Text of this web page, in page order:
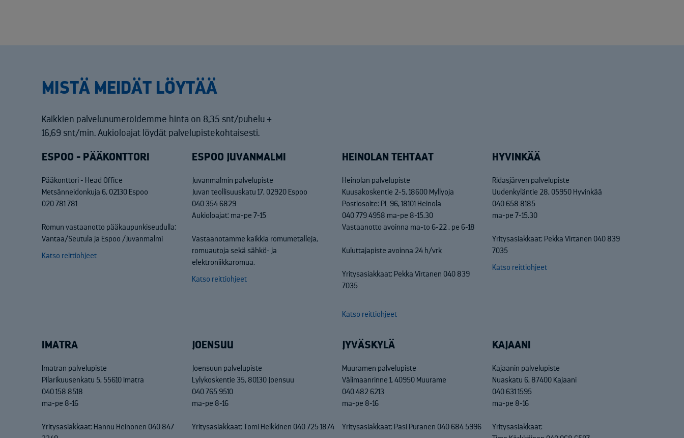
MISTÄ MEIDÄT LÖYTÄÄ
Kaikkien palvelunumeroidemme hinta on 8,35 snt/puhelu +
16,69 snt/min. Aukioloajat löydät palvelupistekohtaisesti.
ESPOO - PÄÄKONTTORI
Pääkonttori - Head Office
Metsänneidonkuja 6, 02130 Espoo
020 781 781
Romun vastaanotto pääkaupunkiseudulla:
Vantaa/Seutula ja Espoo /Juvanmalmi
Katso reittiohjeet
ESPOO JUVANMALMI
Juvanmalmin palvelupiste
Juvan teollisuuskatu 17, 02920 Espoo
040 354 6829
Aukioloajat: ma-pe 7-15
Vastaanotamme kaikkia romumetalleja,
romuautoja sekä sähkö- ja
elektroniikkaromua.
Katso reittiohjeet
HEINOLAN TEHTAAT
Heinolan palvelupiste
Kuusakoskentie 2-5, 18600 Myllyoja
Postiosoite: PL 96, 18101 Heinola
040 779 4958 ma-pe 8-15.30
Vastaanotto avoinna ma-to 6-22 , pe 6-18
Kuluttajapiste avoinna 24 h/vrk
Yritysasiakkaat: Pekka Virtanen 040 839
7035
Katso reittiohjeet
HYVINKÄÄ
Ridasjärven palvelupiste
Uudenkyläntie 28, 05950 Hyvinkää
040 658 8185
ma-pe 7-15.30
Yritysasiakkaat: Pekka Virtanen 040 839
7035
Katso reittiohjeet
IMATRA
Imatran palvelupiste
Pilarikuusenkatu 5, 55610 Imatra
040 158 8518
ma-pe 8-16
Yritysasiakkaat: Hannu Heinonen 040 847
JOENSUU
Joensuun palvelupiste
Lylykoskentie 35, 80130 Joensuu
040 765 9510
ma-pe 8-16
Yritysasiakkaat: Tomi Heikkinen 040 725 1874
JYVÄSKYLÄ
Muuramen palvelupiste
Välimaanrinne 1, 40950 Muurame
040 482 6213
ma-pe 8-16
Yritysasiakkaat: Pasi Puranen 040 684 5996
KAJAANI
Kajaanin palvelupiste
Nuaskatu 6, 87400 Kajaani
040 631 1595
ma-pe 8-16
Yritysasiakkaat: